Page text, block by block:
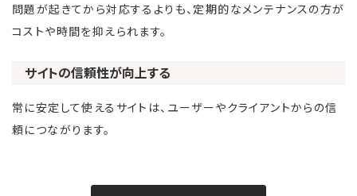
問題が起きてから対応するよりも、定期的なメンテナンスの方が
コストや時間を抑えられます。
サイトの信頼性が向上する
常に安定して使えるサイトは、ユーザーやクライアントからの信
頼につながります。